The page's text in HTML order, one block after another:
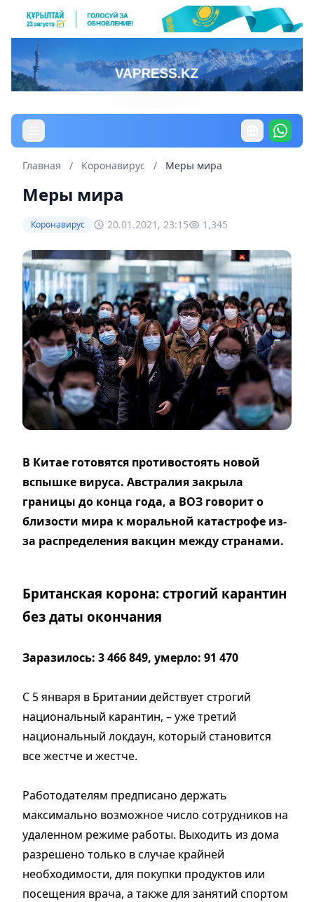
Главная / Коронавирус / Меры мира
Меры мира
Коронавирус 20.01.2021, 23:15 1,345
В Китае готовятся противостоять новой
вспышке вируса. Австралия закрыла
границы до конца года, а ВОЗ говорит о
близости мира к моральной катастрофе из-
за распределения вакцин между странами.
Британская корона: строгий карантин
без даты окончания
Заразилось: 3 466 849, умерло: 91 470
С 5 января в Британии действует строгий
национальный карантин, – уже третий
национальный локдаун, который становится
все жестче и жестче.
Работодателям предписано держать
максимально возможное число сотрудников на
удаленном режиме работы. Выходить из дома
разрешено только в случае крайней
необходимости, для покупки продуктов или
посещения врача, а также для занятий спортом